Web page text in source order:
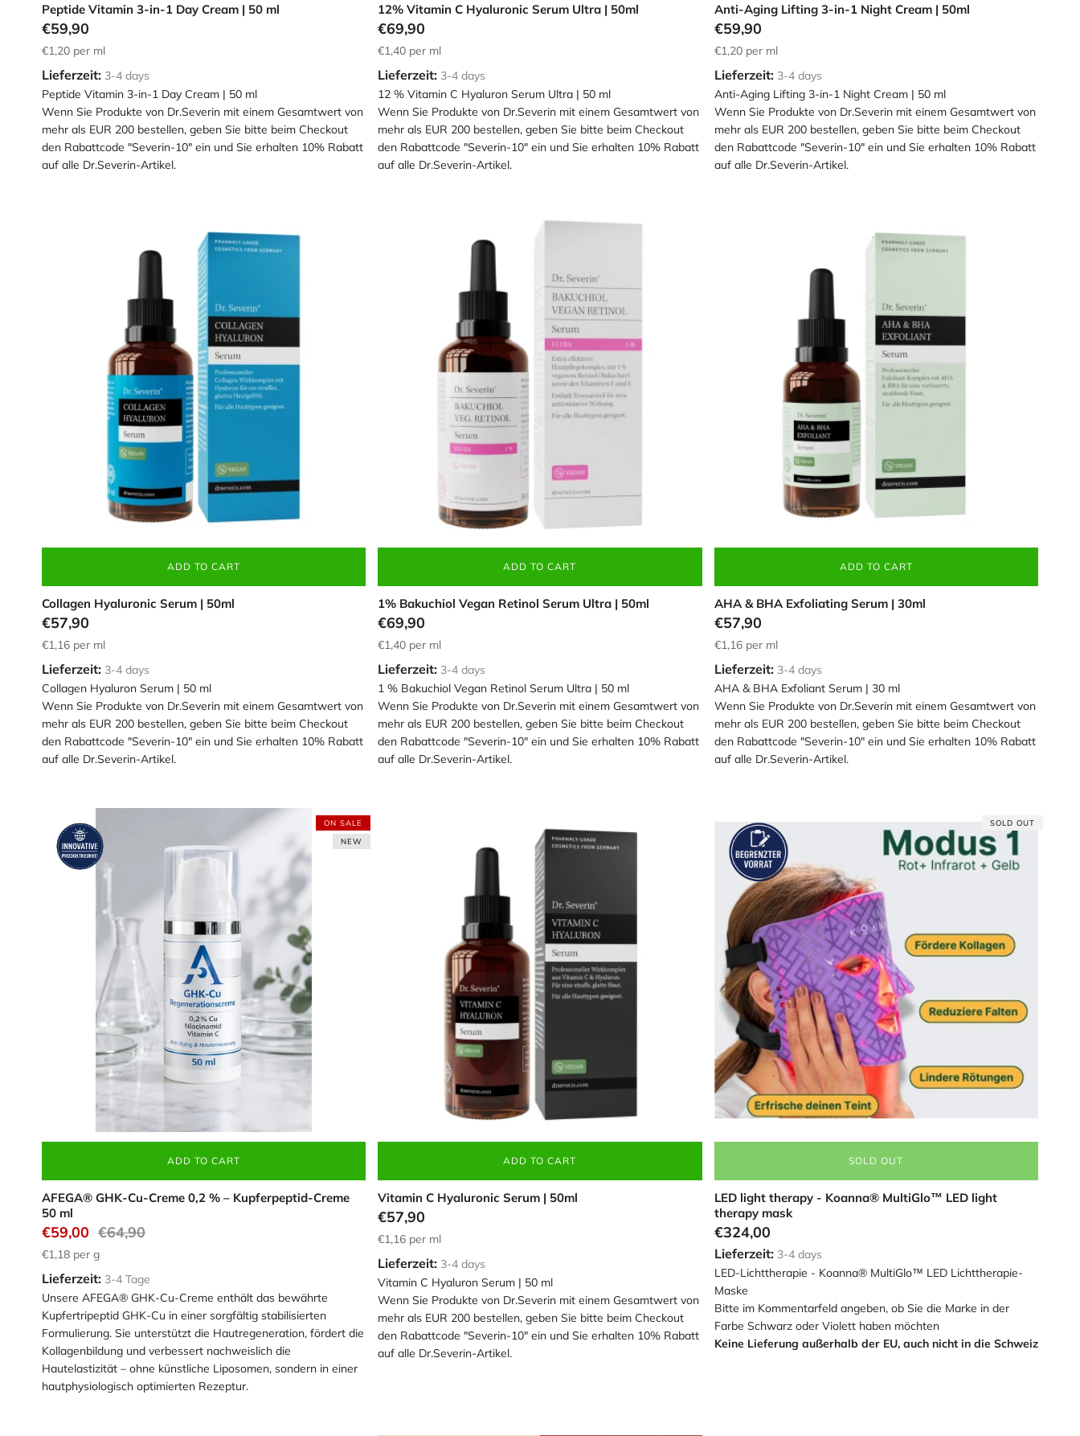
Peptide Vitamin 3-in-1 Day Cream | 50 ml
Peptide Vitamin 3-in-1 Day Cream | 50 ml
Wenn Sie Produkte von Dr.Severin mit einem Gesamtwert von
mehr als EUR 200 bestellen, geben Sie bitte beim Checkout
den Rabattcode "Severin-10" ein und Sie erhalten 10% Rabatt
auf alle Dr.Severin-Artikel.
€59,90
€1,20 per ml
Lieferzeit: 3-4 days
12% Vitamin C Hyaluronic Serum Ultra | 50ml
12 % Vitamin C Hyaluron Serum Ultra | 50 ml
Wenn Sie Produkte von Dr.Severin mit einem Gesamtwert von
mehr als EUR 200 bestellen, geben Sie bitte beim Checkout
den Rabattcode "Severin-10" ein und Sie erhalten 10% Rabatt
auf alle Dr.Severin-Artikel.
€69,90
€1,40 per ml
Lieferzeit: 3-4 days
Anti-Aging Lifting 3-in-1 Night Cream | 50ml
Anti-Aging Lifting 3-in-1 Night Cream | 50 ml
Wenn Sie Produkte von Dr.Severin mit einem Gesamtwert von
mehr als EUR 200 bestellen, geben Sie bitte beim Checkout
den Rabattcode "Severin-10" ein und Sie erhalten 10% Rabatt
auf alle Dr.Severin-Artikel.
€59,90
€1,20per ml
Lieferzeit: 3-4 days
ADD TO CART
Collagen Hyaluronic Serum | 50ml
Collagen Hyaluron Serum | 50 ml
Wenn Sie Produkte von Dr.Severin mit einem Gesamtwert von
mehr als EUR 200 bestellen, geben Sie bitte beim Checkout
den Rabattcode "Severin-10" ein und Sie erhalten 10% Rabatt
auf alle Dr.Severin-Artikel.
€57,90
€1,16 per ml
Lieferzeit: 3-4 days
ADD TO CART
1% Bakuchiol Vegan Retinol Serum Ultra | 50ml
1 % Bakuchiol Vegan Retinol Serum Ultra | 50 ml
Wenn Sie Produkte von Dr.Severin mit einem Gesamtwert von
mehr als EUR 200 bestellen, geben Sie bitte beim Checkout
den Rabattcode "Severin-10" ein und Sie erhalten 10% Rabatt
auf alle Dr.Severin-Artikel.
€69,90
€1,40 per ml
Lieferzeit: 3-4 days
ADD TO CART
AHA & BHA Exfoliating Serum | 30ml
AHA & BHA Exfoliant Serum | 30 ml
Wenn Sie Produkte von Dr.Severin mit einem Gesamtwert von
mehr als EUR 200 bestellen, geben Sie bitte beim Checkout
den Rabattcode "Severin-10" ein und Sie erhalten 10% Rabatt
auf alle Dr.Severin-Artikel.
€57,90
€1,16per ml
Lieferzeit: 3-4 days
ON SALE
NEW
ADD TO CART
AFEGA® GHK-Cu-Creme 0,2 % – Kupferpeptid-Creme
50 ml
Unsere AFEGA® GHK-Cu-Creme enthält das bewährte
Kupfertripeptid GHK-Cu in einer sorgfältig stabilisierten
Formulierung. Sie unterstützt die Hautregeneration, fördert die
Kollagenbildung und verbessert nachweislich die
Hautelastizität – ohne künstliche Liposomen, sondern in einer
hautphysiologisch optimierten Rezeptur.
€59,00 €64,90
€1,18 per g
Lieferzeit: 3-4 Tage
ADD TO CART
Vitamin C Hyaluronic Serum | 50ml
Vitamin C Hyaluron Serum | 50 ml
Wenn Sie Produkte von Dr.Severin mit einem Gesamtwert von
mehr als EUR 200 bestellen, geben Sie bitte beim Checkout
den Rabattcode "Severin-10" ein und Sie erhalten 10% Rabatt
auf alle Dr.Severin-Artikel.
€57,90
€1,16 per ml
Lieferzeit: 3-4 days
SOLD OUT
SOLD OUT
LED light therapy - Koanna® MultiGlo™ LED light
therapy mask
LED-Lichttherapie - Koanna® MultiGlo™ LED Lichttherapie-
Maske
Bitte im Kommentarfeld angeben, ob Sie die Marke in der
Farbe Schwarz oder Violett haben möchten
Keine Lieferung außerhalb der EU, auch nicht in die Schweiz
€324,00
Lieferzeit: 3-4 days
Login required
Login